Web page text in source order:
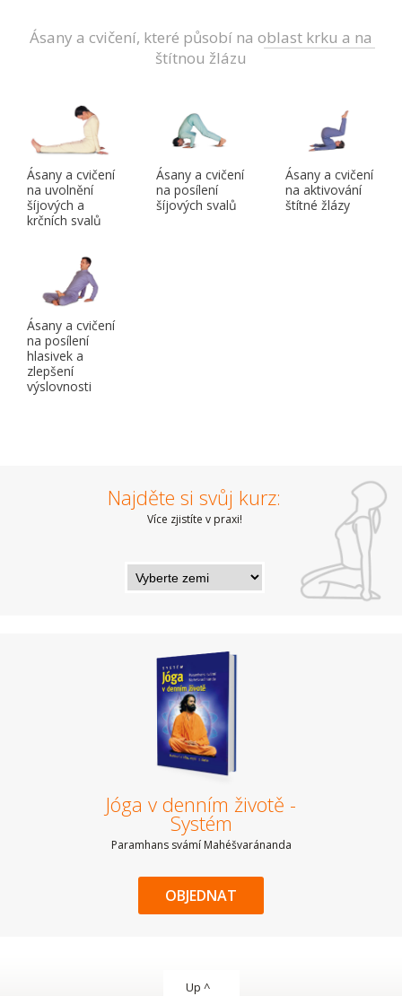
Ásany a cvičení, které působí na oblast krku a na
štítnou žlázu
Ásany a cvičení
na uvolnění
šíjových a
krčních svalů
Ásany a cvičení
na posílení
šíjových svalů
Ásany a cvičení
na aktivování
štítné žlázy
Ásany a cvičení
na posílení
hlasivek a
zlepšení
výslovnosti
Najděte si svůj kurz:
Více zjistíte v praxi!
Jóga v denním životě -
Systém
Paramhans svámí Mahéšvaránanda
OBJEDNAT
Up ^